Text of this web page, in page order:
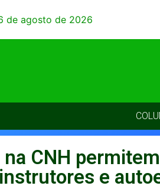
de agosto de 2026
CNH
e